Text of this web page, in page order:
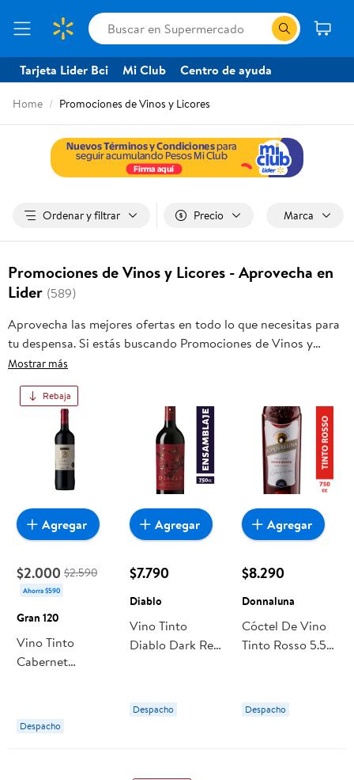
Tarjeta Lider Bci Mi Club Centro de ayuda
Home Promociones de Vinos y Licores
Ordenar y filtrar Precio Marca
Promociones de Vinos y Licores - Aprovecha en
Lider (589)
Aprovecha las mejores ofertas en todo lo que necesitas para
tu despensa. Si estás buscando Promociones de Vinos y
Licores, frutas frescas, carnes, pan o productos para el hogar,
despacho a domicilio o retiro en tienda, y haz que esta
oportunidad sea realmente conveniente para ti y tu familia.
Mostrar más
Rebaja
$2.000 $2.590
Ahorra $590
Gran 120
Vino Tinto
Cabernet
Gran 120
Despacho
Agregar
$7.790
Diablo
Vino Tinto
Diablo Dark Red
Despacho
Agregar
$8.290
Donnaluna
Cóctel De Vino
Tinto Rosso 5.5°
Despacho
Agregar